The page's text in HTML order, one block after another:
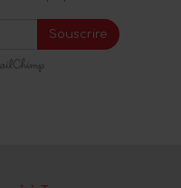
Souscrire